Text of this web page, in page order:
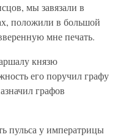
мы завязали в
положили в большой
мне печать.
князю
его поручил графу
графов
пульса у императрицы